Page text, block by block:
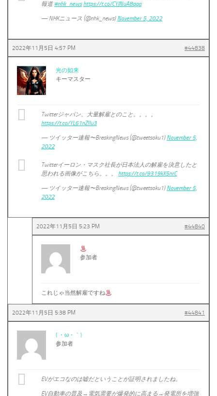
報道#nhk_news https://t.co/CYJNuA8qqa
— NHKニュース (@nhk_news) November 5, 2022
2022年11月5日 4:57 PM #44838
光の如来
キーマスター
Twitterジャパン、大量解雇とのこと。。。。
https://t.co/YL61nZlIu3
— ツイッター速報〜BreakingNews (@tweetsoku1) November 5,
2022
Twitterイーロン・マスク社長が日本法人の解雇を決意したと
思われる画像がこちら。。。 https://t.co/9319kX5nrC
— ツイッター速報〜BreakingNews (@tweetsoku1) November 5,
2022
2022年11月5日 5:23 PM #44840
参加者
これじゃ当然解雇ですね
2022年11月5日 5:38 PM #44841
(´・ω・｀)
参加者
EVがエコなのは嘘だということが証明されましたね。
EV自動車の普及→電気需要が爆発的に高まる→発電所を増強